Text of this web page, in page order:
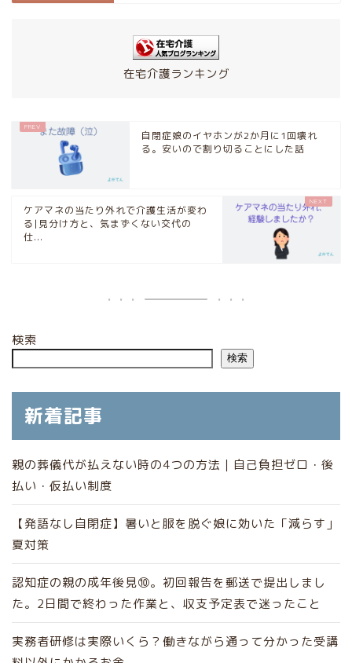
在宅介護ランキング
自閉症娘のイヤホンが2か月に1回壊れ
る。安いので割り切ることにした話
ケアマネの当たり外れで介護生活が変わ
る|見分け方と、気まずくない交代の
仕...
検索
検索
新着記事
親の葬儀代が払えない時の4つの方法｜自己負担ゼロ・後
払い・仮払い制度
【発語なし自閉症】暑いと服を脱ぐ娘に効いた「減らす」
夏対策
認知症の親の成年後見⑩。初回報告を郵送で提出しまし
た。2日間で終わった作業と、収支予定表で迷ったこと
実務者研修は実際いくら？働きながら通って分かった受講